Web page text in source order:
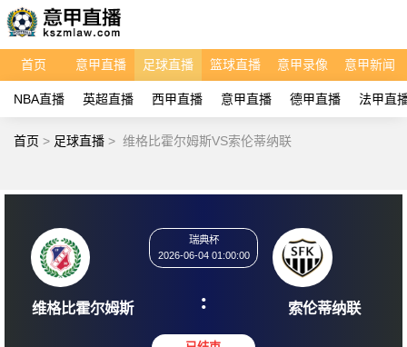
首页 意甲直播 足球直播 篮球直播 意甲录像 意甲新闻
NBA直播 英超直播 西甲直播 意甲直播 德甲直播 法甲直
首页 > 足球直播 > 维格比霍尔姆斯VS索伦蒂纳联
2026-06-04 01:00:00